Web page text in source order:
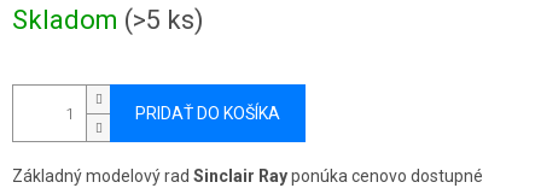
cena:
Skladom (>5 ks)
PRIDAŤ DO KOŠÍKA
Základný modelový rad Sinclair Rayponúka cenovo dostupné